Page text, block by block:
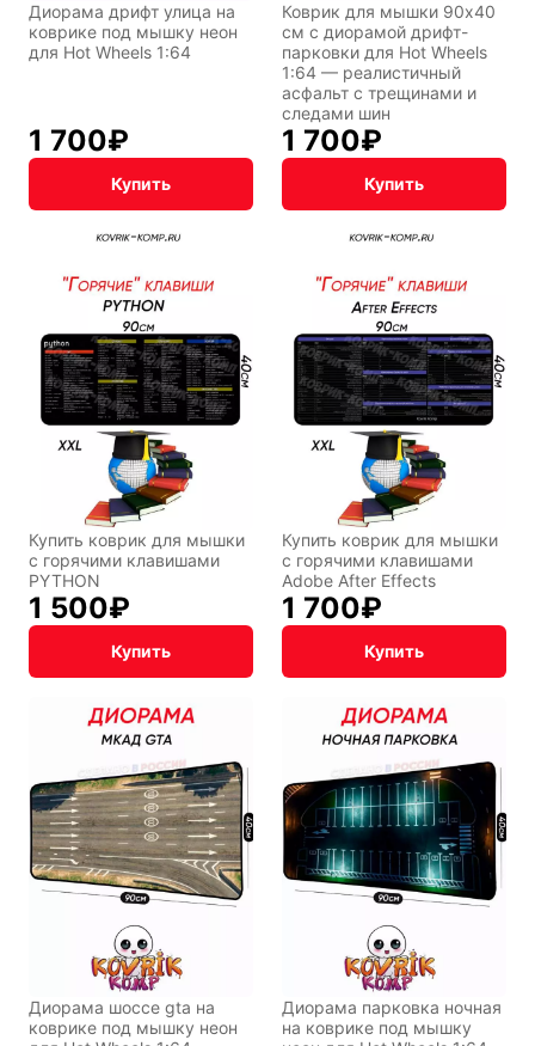
Диорама дрифт улица на
коврике под мышку неон
для Hot Wheels 1:64
1 700₽
Купить
Коврик для мышки 90x40
см с диорамой дрифт-
парковки для Hot Wheels
1:64 — реалистичный
асфальт с трещинами и
следами шин
1 700₽
Купить
Купить коврик для мышки
с горячими клавишами
PYTHON
1 500₽
Купить
Купить коврик для мышки
с горячими клавишами
Adobe After Effects
1 700₽
Купить
Диорама шоссе gta на
коврике под мышку неон
Диорама парковка ночная
на коврике под мышку
Дарк NET
упаковка